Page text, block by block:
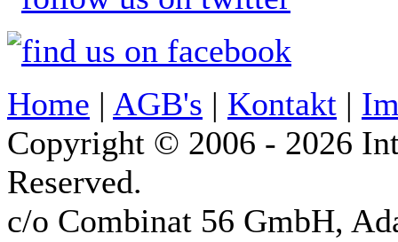
Home | AGB's | Kontakt |
Copyright © 2006 - 2026
Reserved.
c/o Combinat 56 GmbH,